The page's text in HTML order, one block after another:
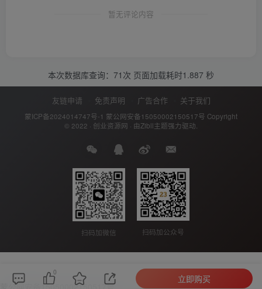
暂无评论内容
本次数据库查询：71次 页面加载耗时1.887 秒
友链申请 免责声明 广告合作 关于我们
蒙ICP备2024014747号-1 蒙公网安备15050002150517号 Copyright
© 2022 · 创业资源网 · 由Zibll主题强力驱动.
扫码加微信 扫码加公众号
0
立即购买
蒙公网安备15050002150517号